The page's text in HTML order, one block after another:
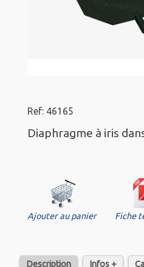
Ref: 46165
Diaphragme à iris
Ajouter au panier Fiche
Description Infos +